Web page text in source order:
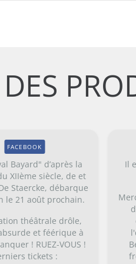
Bayard" d’après la
XIIème siècle, de et
Staercke, débarque
le 21 août prochain.
théâtrale drôle,
et féérique à
! RUEZ-VOUS !
tickets :
FACEBOOK
Il